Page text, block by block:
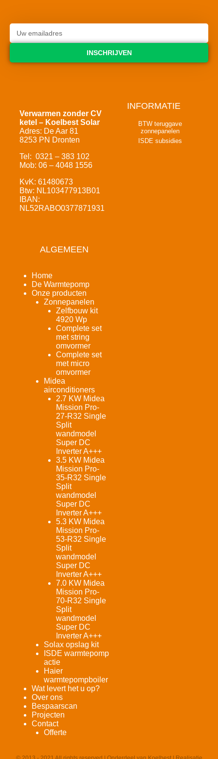
INSCHRIJVEN
Verwarmen zonder CV
ketel – Koelbest Solar
Adres: De Aar 81
8253 PN Dronten
Tel: 0321 – 383 102
Mob: 06 – 4048 1556
KvK: 61480673
Btw: NL103477913B01
IBAN:
NL52RABO0377871931
INFORMATIE
BTW teruggave
zonnepanelen
ISDE subsidies
ALGEMEEN
Home
De Warmtepomp
Onze producten
Zonnepanelen
Zelfbouw kit
4920 Wp
Complete set
met string
omvormer
Complete set
met micro
omvormer
Midea
airconditioners
2.7 KW Midea
Mission Pro-
27-R32 Single
Split
wandmodel
Super DC
Inverter A+++
3.5 KW Midea
Mission Pro-
35-R32 Single
Split
wandmodel
Super DC
Inverter A+++
5.3 KW Midea
Mission Pro-
53-R32 Single
Split
wandmodel
Super DC
Inverter A+++
7.0 KW Midea
Mission Pro-
70-R32 Single
Split
wandmodel
Super DC
Inverter A+++
Solax opslag kit
ISDE warmtepomp
actie
Haier
warmtepompboiler
Wat levert het u op?
Over ons
Bespaarscan
Projecten
Contact
Offerte